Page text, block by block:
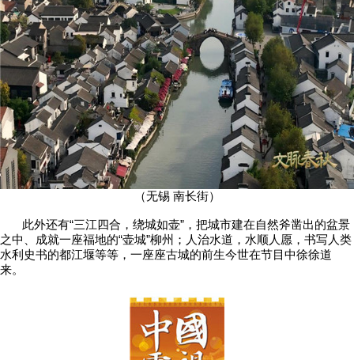
（无锡 南长街）
​​​​​​​ 此外还有“三江四合，绕城如壶”，把城市建在自然斧凿出的盆景
之中、成就一座福地的“壶城”柳州；人治水道，水顺人愿，书写人类
水利史书的都江堰等等，一座座古城的前生今世在节目中徐徐道
来。